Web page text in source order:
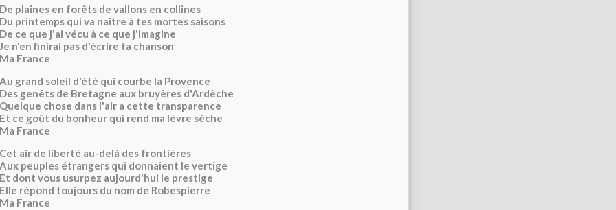
De plaines en forêts de vallons en collines
Du printemps qui va naître à tes mortes saisons
De ce que j'ai vécu à ce que j'imagine
Je n'en finirai pas d'écrire ta chanson
Ma France
Au grand soleil d'été qui courbe la Provence
Des genêts de Bretagne aux bruyères d'Ardèche
Quelque chose dans l'air a cette transparence
Et ce goût du bonheur qui rend ma lèvre sèche
Ma France
Cet air de liberté au-delà des frontières
Aux peuples étrangers qui donnaient le vertige
Et dont vous usurpez aujourd'hui le prestige
Elle répond toujours du nom de Robespierre
Ma France